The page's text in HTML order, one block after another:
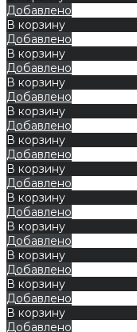
Добавлено
В корзину
Добавлено
В корзину
Добавлено
В корзину
Добавлено
В корзину
Добавлено
В корзину
Добавлено
В корзину
Добавлено
В корзину
Добавлено
В корзину
Добавлено
В корзину
Добавлено
В корзину
Добавлено
В корзину
Добавлено